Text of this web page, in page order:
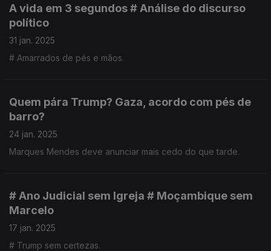
A vida em 3 segundos # Análise do discurso
político
31 jan. 2025
# Amarrados de pés e mãos.
Quem pára Trump? Gaza, acordo com pés de
barro?
24 jan. 2025
Marques Mendes deve anunciar mais cedo do que tarde.
# Ano Judicial sem Igreja # Moçambique sem
Marcelo
17 jan. 2025
# Trump sem certezas.